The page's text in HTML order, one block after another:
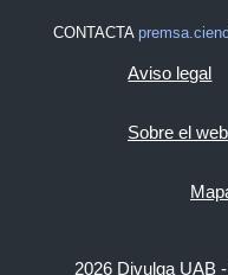
CONTACTA
Aviso legal
Sobre el web
2026 Divulga UAB